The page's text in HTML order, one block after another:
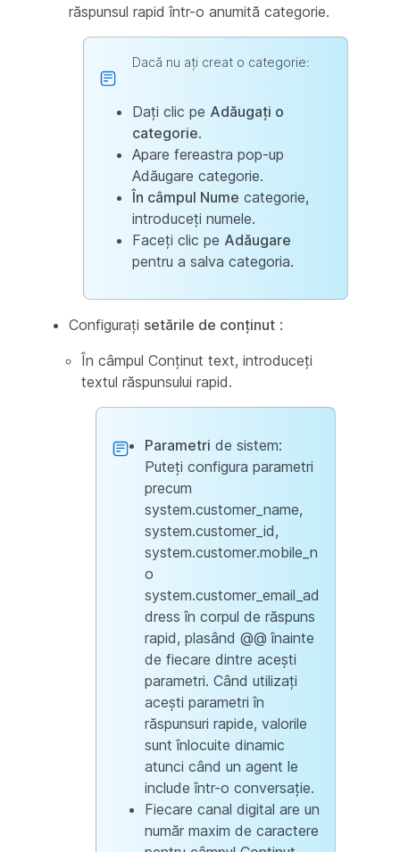
răspunsul rapid într-o anumită categorie.
Dacă nu ați creat o categorie:
Dați clic pe Adăugați o
categorie.
Apare fereastra pop-up
Adăugare categorie.
În câmpul Nume categorie,
introduceți numele.
Faceți clic pe Adăugare
pentru a salva categoria.
Configurați setările de conținut :
În câmpul Conținut text, introduceți
textul răspunsului rapid.
Parametri de sistem:
Puteți configura parametri
precum
system.customer_name,
system.customer_id,
system.customer.mobile_n
o
system.customer_email_ad
dress în corpul de răspuns
rapid, plasând @@ înainte
de fiecare dintre acești
parametri. Când utilizați
acești parametri în
răspunsuri rapide, valorile
sunt înlocuite dinamic
atunci când un agent le
include într-o conversație.
Fiecare canal digital are un
număr maxim de caractere